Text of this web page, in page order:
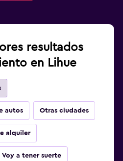
resultados
en Lihue
autos Otras ciudades
alquiler
Voy a tener suerte